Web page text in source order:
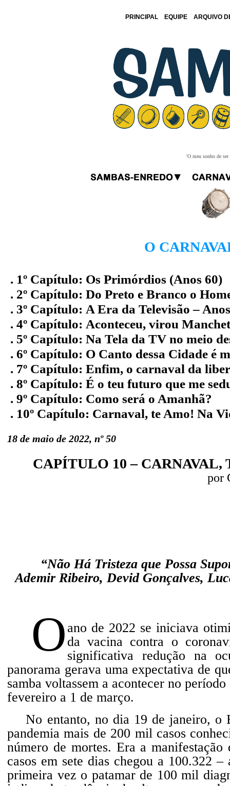
PRINCIPAL EQUIPE ARQUIVO
'O meu sonho de
O
. 1º Capítulo: Os Primórdios (Anos 60)
. 2º Capítulo: Do Preto e Branco o
. 3º Capítulo: A Era da Televisão –
. 4º Capítulo: Aconteceu, virou
. 5º Capítulo: Na Tela da TV no meio
. 6º Capítulo: O Canto dessa Cidade é
. 7º Capítulo: Enfim, o carnaval da
. 8º Capítulo: É o teu futuro que me
. 9º Capítulo: Como será o Amanhã?
. 10º Capítulo: Carnaval, te Amo! Na
18 de maio de 2022, nº 50
CAPÍTULO 10 –
por
“Não Há Tristeza que Possa
Ademir Ribeiro, Devid Gonçalves,
O ano de 2022 se iniciava
da vacina contra o
significativa redução na
panorama gerava uma expectativa de
samba voltassem a acontecer no
fevereiro a 1 de março.
No entanto, no dia 19 de janeiro, o
pandemia mais de 200 mil casos
número de mortes. Era a
casos em sete dias chegou a 100.322
primeira vez o patamar de 100 mil